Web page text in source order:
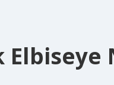
Elbiseye